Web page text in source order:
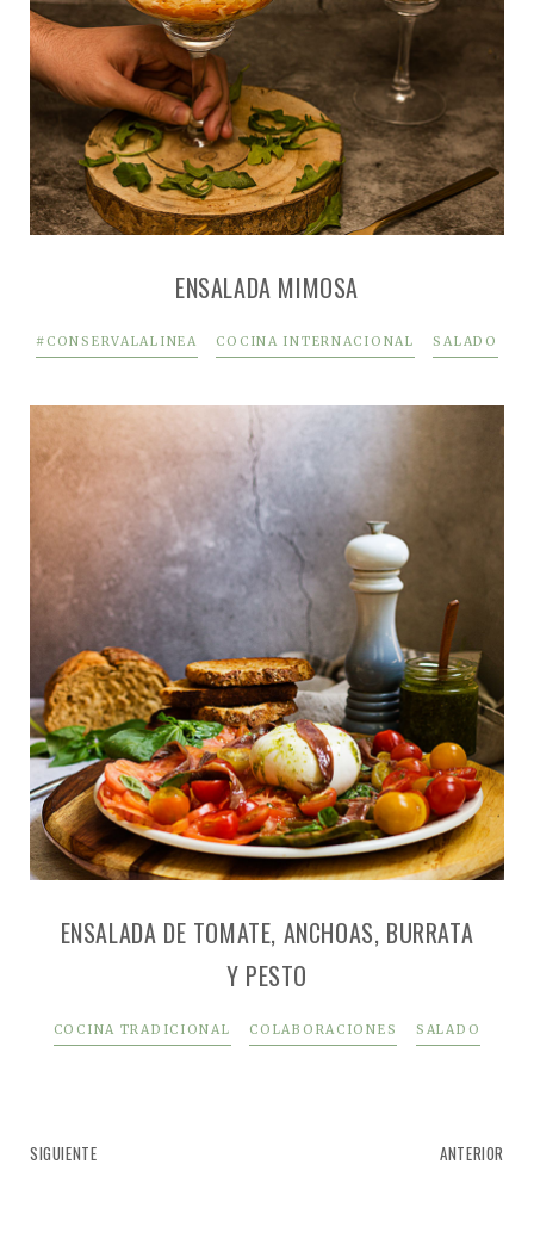
ENSALADA MIMOSA
#CONSERVALALINEA COCINA INTERNACIONAL SALADO
ENSALADA DE TOMATE, ANCHOAS, BURRATA
Y PESTO
COCINA TRADICIONAL COLABORACIONES SALADO
SIGUIENTE ANTERIOR